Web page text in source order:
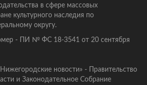
в сфере массовых
культурного наследия по
округу.
- ПИ № ФС 18-3541 от 20 сентября
новости» - Правительство
и Законодательное Собрание